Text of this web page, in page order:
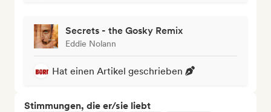
Secrets - the Gosky Remix
Eddie Nolann
Hat einen Artikel geschrieben
Stimmungen, die er/sie liebt